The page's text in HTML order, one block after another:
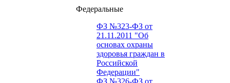
Федеральные
ФЗ №323-ФЗ от
21.11.2011 "Об
основах охраны
здоровья граждан в
Российской
Федерации"
ФЗ №326-ФЗ от